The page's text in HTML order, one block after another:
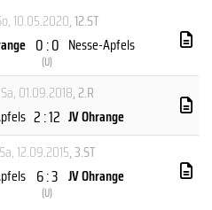
10.05.2020, 12.ST
0 : 0
(U)
Nesse-Apfels
Sa, 01.09.2018, 2.R
2 : 12 JV Ohrange
Sa, 12.09.2015, 3.ST
6 : 3
(U)
JV Ohrange